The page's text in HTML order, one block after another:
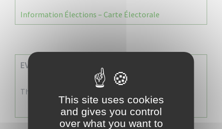
Information Élections – Carte Électorale
EVENEMENTS A VENIR
There are no events
This site uses cookies
and gives you control
over what you want to